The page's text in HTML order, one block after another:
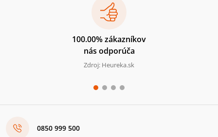
100.00% zákazníkov
nás odporúča
Zdroj: Heureka.sk
0850 999 500